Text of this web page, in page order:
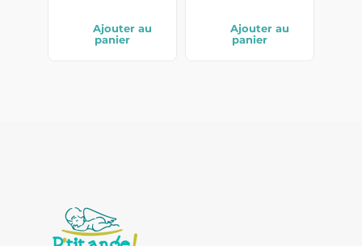
Ajouter au
panier
Ajouter au
panier